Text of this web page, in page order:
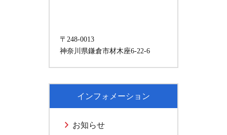
〒248-0013
神奈川県鎌倉市材木座6-22-6
インフォメーション
お知らせ